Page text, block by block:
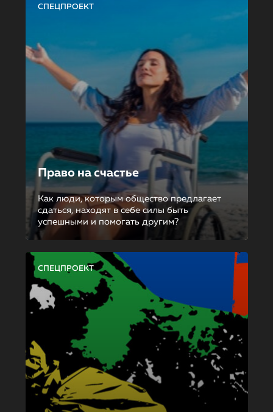
СПЕЦПРОЕКТ
Право на счастье
Как люди, которым общество предлагает
сдаться, находят в себе силы быть
успешными и помогать другим?
СПЕЦПРОЕКТ